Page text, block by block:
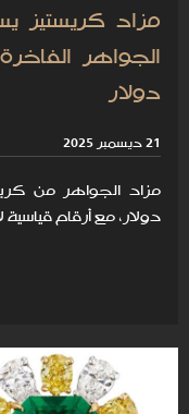
مزاد
دولار
21 ديسمبر 2025
دولار، مع أرقام قياسية